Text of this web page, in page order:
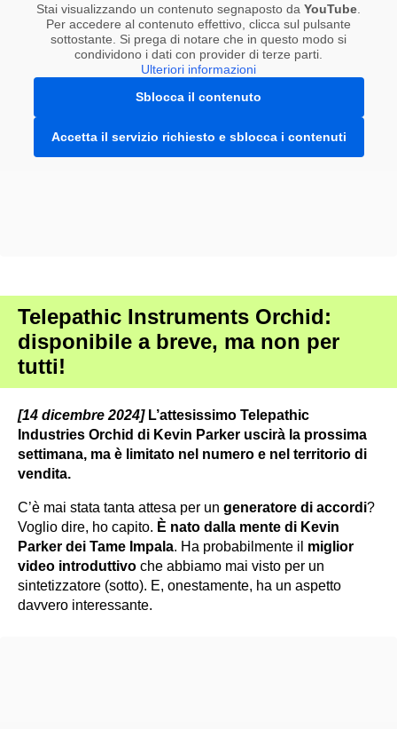
Stai visualizzando un contenuto segnaposto da YouTube
Per accedere al contenuto effettivo, clicca sul pulsante
sottostante. Si prega di notare che in questo modo si
condividono i dati con provider di terze parti.
Ulteriori informazioni
Sblocca il contenuto
Accetta il servizio richiesto e sblocca i contenuti
Telepathic Instruments Orchid:
disponibile a breve, ma non per
tutti!
[14 dicembre 2024] L’attesissimo Telepathic
Industries Orchid di Kevin Parker uscirà la prossima
settimana, ma è limitato nel numero e nel territorio di
vendita.
C’è mai stata tanta attesa per un generatore di accordi?
Voglio dire, ho capito. È nato dalla mente di Kevin
Parker dei Tame Impala. Ha probabilmente il miglior
video introduttivo che abbiamo mai visto per un
sintetizzatore (sotto). E, onestamente, ha un aspetto
davvero interessante.